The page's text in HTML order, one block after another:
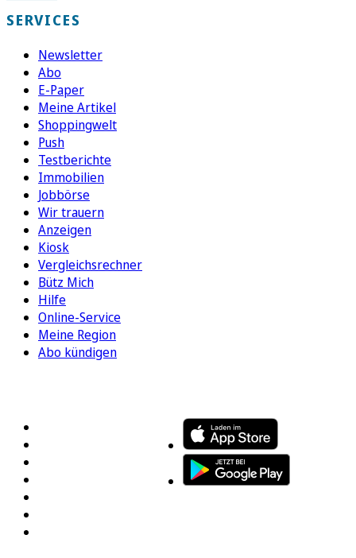
SERVICES
Newsletter
Abo
E-Paper
Meine Artikel
Shoppingwelt
Push
Testberichte
Immobilien
Jobbörse
Wir trauern
Anzeigen
Kiosk
Vergleichsrechner
Bütz Mich
Hilfe
Online-Service
Meine Region
Abo kündigen